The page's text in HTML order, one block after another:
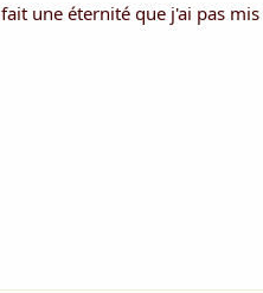
une éternité que j'ai pas